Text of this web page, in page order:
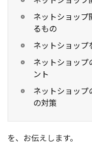
ネットショップ
るもの
ネットショップ
ネットショップ
ント
ネットショップ
の対策
を、お伝えします。